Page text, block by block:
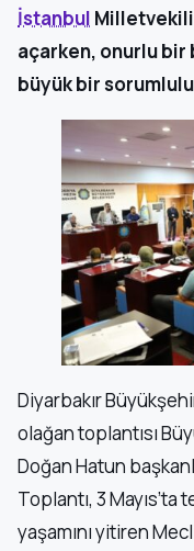
İstanbul Milletvekili
açarken, onurlu bir
büyük bir
Diyarbakır
olağan toplantısı
Doğan Hatun
Toplantı, 3
yaşamını yitiren